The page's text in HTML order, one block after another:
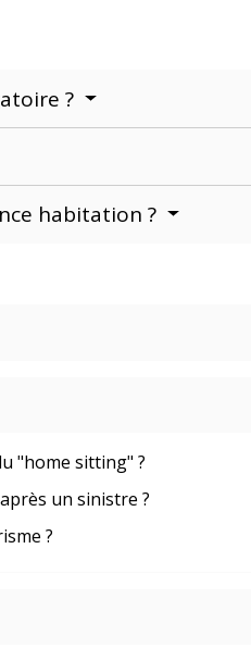
?
habitation ?
"home sitting" ?
un sinistre ?
?